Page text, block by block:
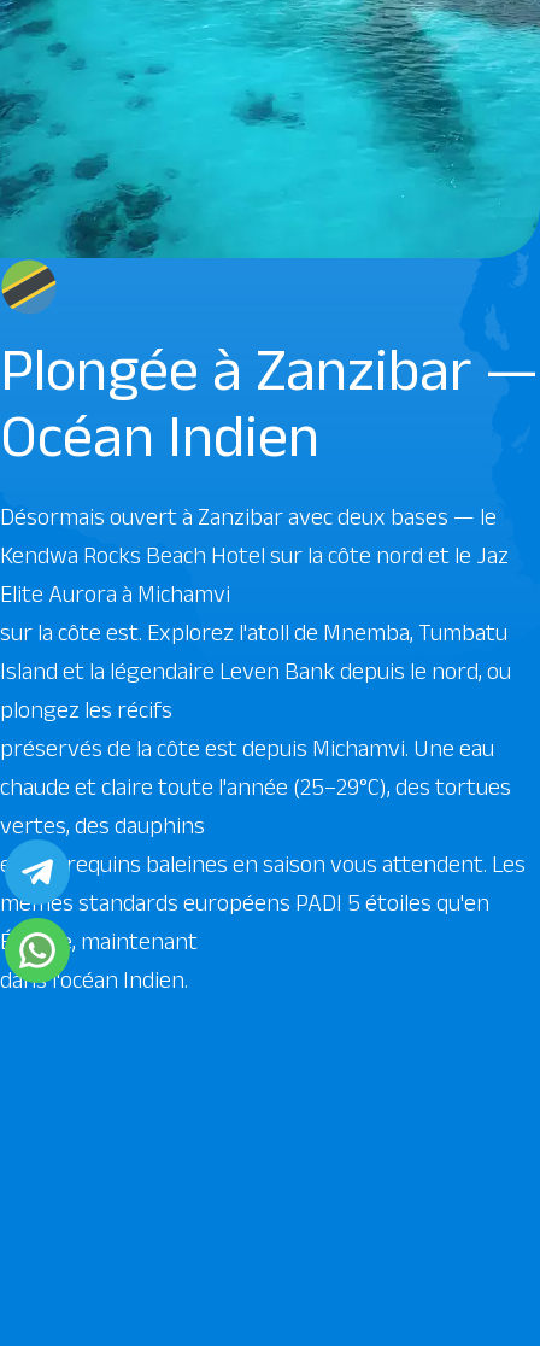
Plongée à Zanzibar —
Océan Indien
Désormais ouvert à Zanzibar avec deux bases — le
Kendwa Rocks Beach Hotel sur la côte nord et le Jaz
Elite Aurora à Michamvi
sur la côte est. Explorez l'atoll de Mnemba, Tumbatu
Island et la légendaire Leven Bank depuis le nord, ou
plongez les récifs
préservés de la côte est depuis Michamvi. Une eau
chaude et claire toute l'année (25–29°C), des tortues
vertes, des dauphins
et des requins baleines en saison vous attendent. Les
mêmes standards européens PADI 5 étoiles qu'en
Égypte, maintenant
dans l'océan Indien.